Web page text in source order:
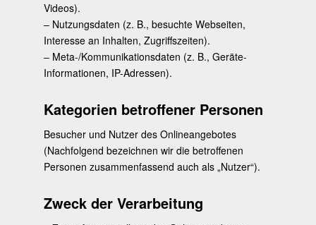
Videos).
– Nutzungsdaten (z. B., besuchte Webseiten,
Interesse an Inhalten, Zugriffszeiten).
– Meta-/Kommunikationsdaten (z. B., Geräte-
Informationen, IP-Adressen).
Kategorien betroffener Personen
Besucher und Nutzer des Onlineangebotes
(Nachfolgend bezeichnen wir die betroffenen
Personen zusammenfassend auch als „Nutzer“).
Zweck der Verarbeitung